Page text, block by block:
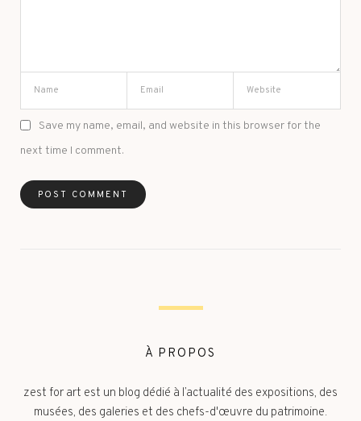
Save my name, email, and website in this browser for the
next time I comment.
À PROPOS
zest for art est un blog dédié à l’actualité des expositions, des
musées, des galeries et des chefs-d'œuvre du patrimoine.